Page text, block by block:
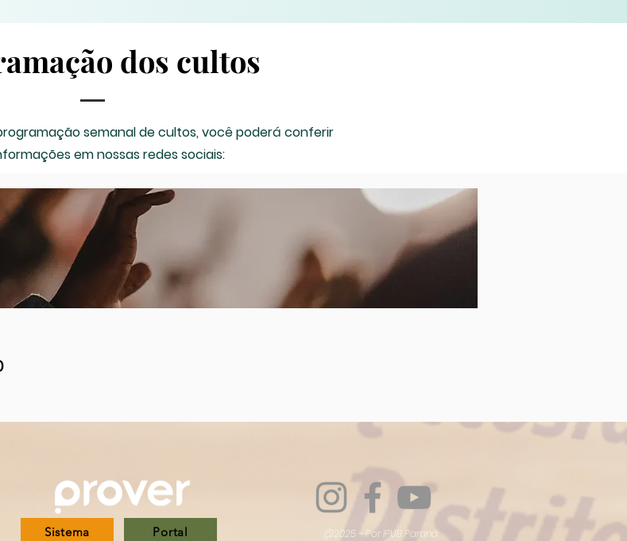
dos cultos
semanal de cultos, você poderá conferir
em nossas redes sociais:
Sistema Portal @2025 - Por IPUB Paraná